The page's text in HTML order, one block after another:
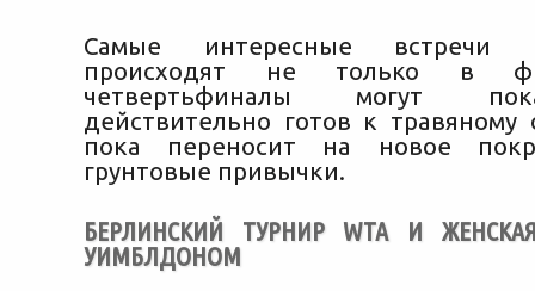
Самые интересные встречи
происходят не только в
четвертьфиналы могут
действительно готов к травяному
пока переносит на новое
грунтовые привычки.
БЕРЛИНСКИЙ ТУРНИР WTA И
УИМБЛДОНОМ